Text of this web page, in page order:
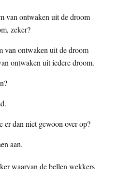
van ontwaken uit de droom
zeker?
van ontwaken uit de droom
ontwaken uit iedere droom.
dan niet gewoon over op?
aan.